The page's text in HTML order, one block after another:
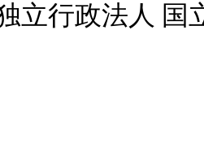
立行政法人 国